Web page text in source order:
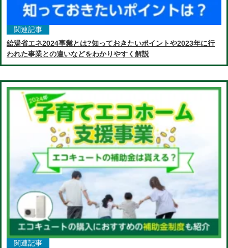
関連記事
給湯省エネ2024事業とは?知っておきたいポイントや2023年に行
われた事業との違いなどをわかりやすく解説
関連記事